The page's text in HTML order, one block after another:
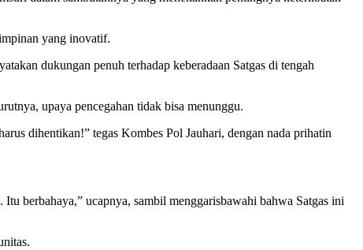
yang inovatif.
dukungan penuh terhadap keberadaan Satgas di tengah
upaya pencegahan tidak bisa menunggu.
dihentikan!” tegas Kombes Pol Jauhari, dengan nada prihatin
berbahaya,” ucapnya, sambil menggarisbawahi bahwa Satgas ini